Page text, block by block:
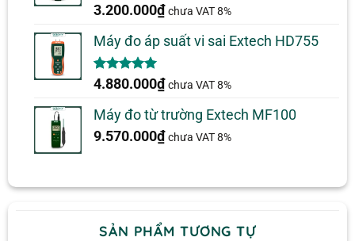
5.00trên 5
2
đánh giá
3.200.000₫ chưa VAT 8%
Máy đo áp suất vi sai Extech HD755
5.00trên 5
1
đánh giá
4.880.000₫ chưa VAT 8%
Máy đo từ trường Extech MF100
9.570.000₫ chưa VAT 8%
SẢN PHẨM TƯƠNG TỰ